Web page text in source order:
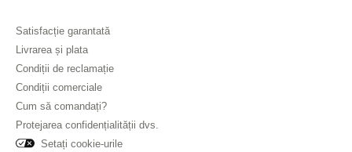
Satisfacție garantată
Livrarea și plata
Condiții de reclamație
Condiții comerciale
Cum să comandați?
Protejarea confidențialității dvs.
Setați cookie-urile